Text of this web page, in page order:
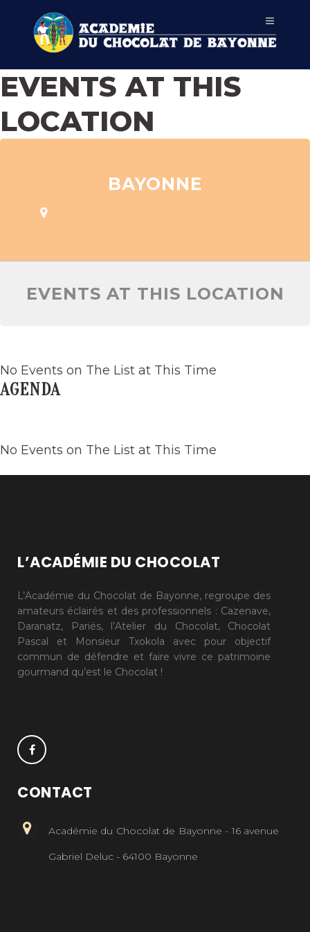
EVENTS AT THIS
LOCATION
BAYONNE
EVENTS AT THIS LOCATION
No Events on The List at This Time
AGENDA
No Events on The List at This Time
L’ACADÉMIE DU CHOCOLAT
L’Académie du Chocolat de Bayonne, regroupe des
amateurs éclairés et des professionnels : Cazenave,
Daranatz, Pariés, l’Atelier du Chocolat, Chocolat
Pascal et Monsieur Txokola avec pour objectif
commun de défendre et faire vivre ce patrimoine
gourmand qu’est le Chocolat !
CONTACT
Académie du Chocolat de Bayonne - 16 avenue
Gabriel Deluc - 64100 Bayonne